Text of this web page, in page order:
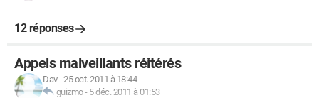
12 réponses
Appels malveillants réitérés
Dav-25 oct. 2011 à 18:44
guizmo- 5 déc. 2011 à 01:53